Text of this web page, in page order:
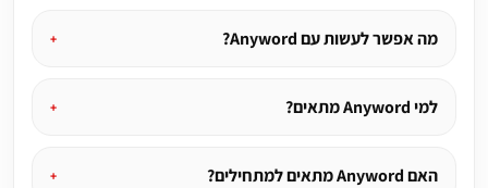
מה אפשר לעשות עם Anyword?
למי Anyword מתאים?
האם Anyword מתאים למתחילים?